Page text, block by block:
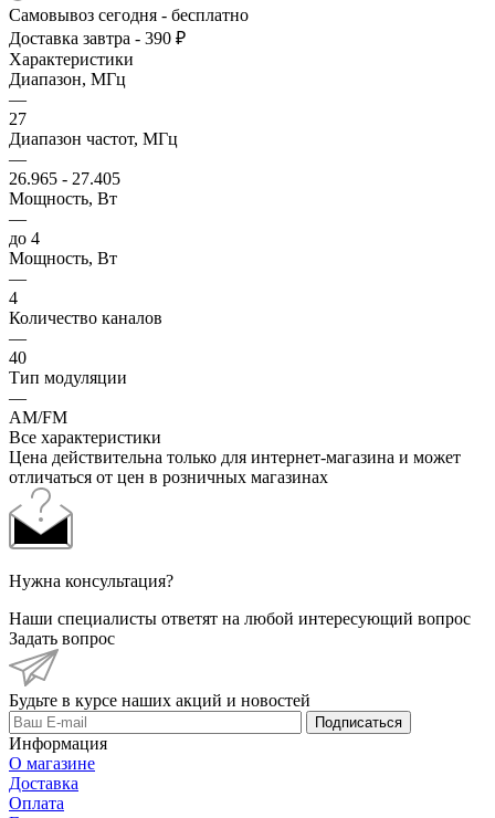
Самовывоз сегодня - бесплатно
Доставка завтра - 390 ₽
Характеристики
Диапазон, МГц
—
27
Диапазон частот, МГц
—
26.965 - 27.405
Мощность, Вт
—
до 4
Мощность, Вт
—
4
Количество каналов
—
40
Тип модуляции
—
АМ/FM
Все характеристики
Цена действительна только для интернет-магазина и может
отличаться от цен в розничных магазинах
Нужна консультация?
Наши специалисты ответят на любой интересующий вопрос
Задать вопрос
Будьте в курсе наших акций и новостей
Подписаться
Информация
О магазине
Доставка
Оплата